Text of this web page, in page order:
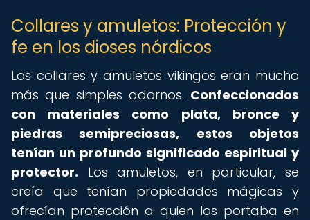
Collares y amuletos: Protección y
fe en los dioses nórdicos
Los collares y amuletos vikingos eran mucho
más que simples adornos. Confeccionados
con materiales como plata, bronce y
piedras semipreciosas, estos objetos
tenían un profundo significado espiritual y
protector. Los amuletos, en particular, se
creía que tenían propiedades mágicas y
ofrecían protección a quien los portaba en